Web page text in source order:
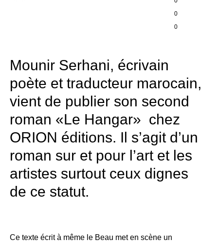
0
0
Mounir Serhani, écrivain
poète et traducteur marocain,
vient de publier son second
roman «Le Hangar» chez
ORION éditions. Il s’agit d’un
roman sur et pour l’art et les
artistes surtout ceux dignes
de ce statut.
Ce texte écrit à même le Beau met en scène un